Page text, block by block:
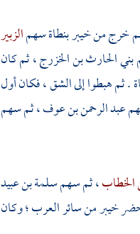
خرج منخيبربنطاة سهمالزبير
بني الحارث بن الخزرج، ثم كان
. ثم هبطوا إلىالشق، فكان أول
عبد الرحمن بن عوف، ثم سهم
، ثم سهمسلمة بن عبيد
خيبرمن سائر العرب ؛ وكان